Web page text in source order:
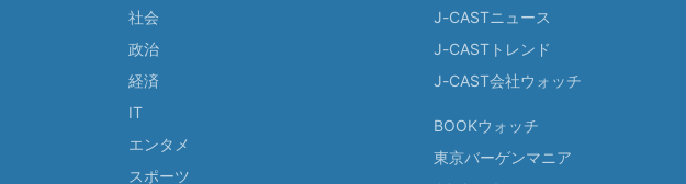
社会
政治
経済
IT
エンタメ
スポーツ
J-CASTニュース
J-CASTトレンド
J-CAST会社ウォッチ
BOOKウォッチ
東京バーゲンマニア